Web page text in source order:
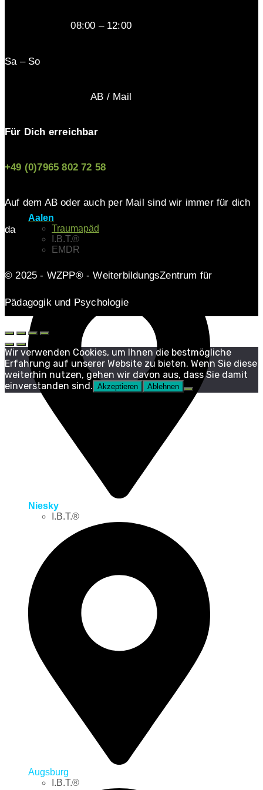
Aalen
Traumapäd
I.B.T.®
EMDR
Niesky
I.B.T.®
Augsburg
I.B.T.®
08:00 – 12:00
Sa – So
AB / Mail
Für Dich erreichbar
+49 (0)7965 802 72 58
Auf dem AB oder auch per Mail sind wir immer für dich
da
© 2025 - WZPP® - WeiterbildungsZentrum für
Pädagogik und Psychologie
Wir verwenden Cookies, um Ihnen die bestmögliche
Erfahrung auf unserer Website zu bieten. Wenn Sie diese
weiterhin nutzen, gehen wir davon aus, dass Sie damit
einverstanden sind. Akzeptieren Ablehnen